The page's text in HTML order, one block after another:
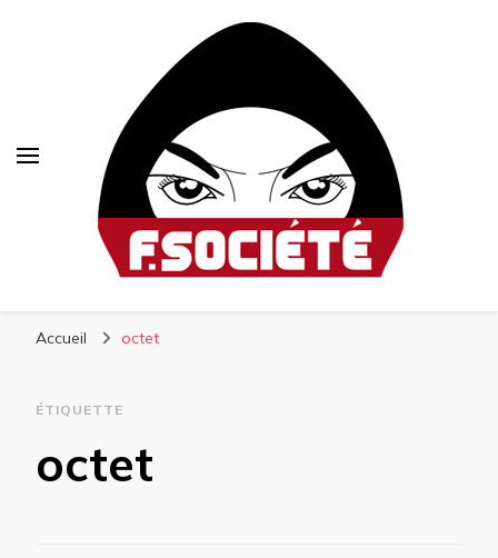
Accueil octet
ÉTIQUETTE
octet